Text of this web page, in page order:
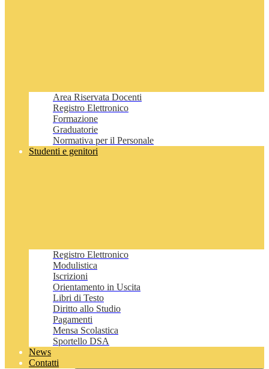
Area Riservata Docenti
Registro Elettronico
Formazione
Graduatorie
Normativa per il Personale
Studenti e genitori
Registro Elettronico
Modulistica
Iscrizioni
Orientamento in Uscita
Libri di Testo
Diritto allo Studio
Pagamenti
Mensa Scolastica
Sportello DSA
News
Contatti